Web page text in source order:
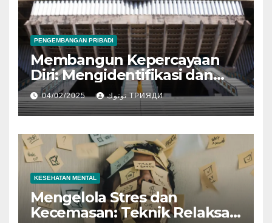
PENGEMBANGAN PRIBADI
Membangun Kepercayaan
Diri: Mengidentifikasi dan
Mengembangkan Kekuatan
Diri
04/02/2025 توتوك ТРИЯДИ
KESEHATAN MENTAL
Mengelola Stres dan
Kecemasan: Teknik Relaksasi